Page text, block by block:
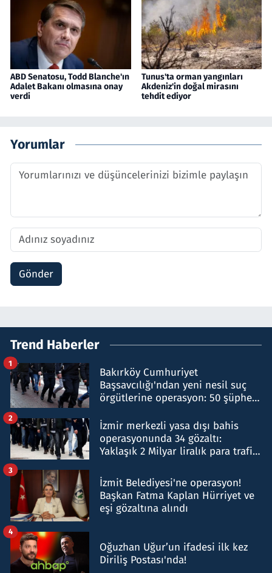
ABD Senatosu, Todd Blanche'ın
Adalet Bakanı olmasına onay
verdi
Tunus'ta orman yangınları
Akdeniz'in doğal mirasını
tehdit ediyor
Yorumlar
Gönder
Trend Haberler
Bakırköy Cumhuriyet
Başsavcılığı'ndan yeni nesil suç
örgütlerine operasyon: 50 şüpheli
1
İzmir merkezli yasa dışı bahis
operasyonunda 34 gözaltı:
Yaklaşık 2 Milyar liralık para trafiği
2
İzmit Belediyesi'ne operasyon!
Başkan Fatma Kaplan Hürriyet ve
eşi gözaltına alındı
3
Oğuzhan Uğur’un ifadesi ilk kez
Diriliş Postası'nda!
4